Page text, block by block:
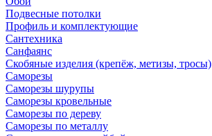
Подвесные потолки
Профиль и комплектующие
Сантехника
Санфаянс
Скобяные изделия (крепёж, метизы, тросы)
Саморезы
Саморезы шурупы
Саморезы кровельные
Саморезы по дереву
Саморезы по металлу